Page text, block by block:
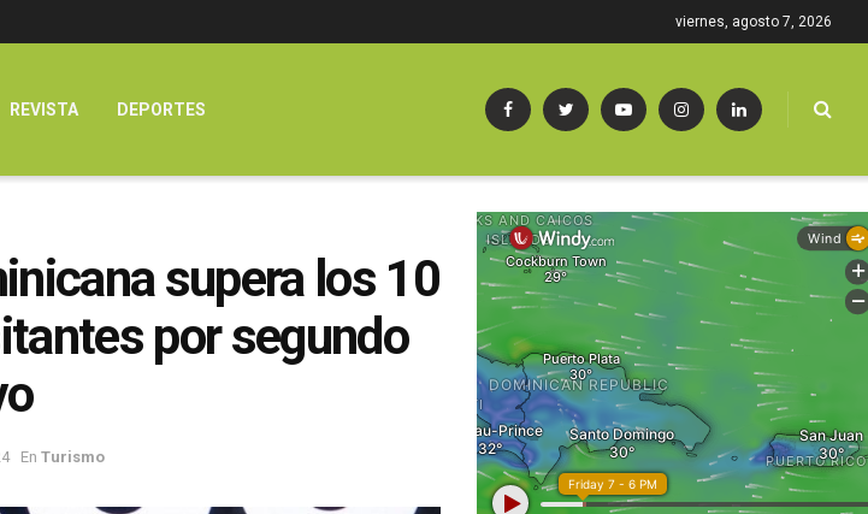
viernes, agosto 7, 2026
REVISTA DEPORTES
supera los 10
por segundo
En Turismo